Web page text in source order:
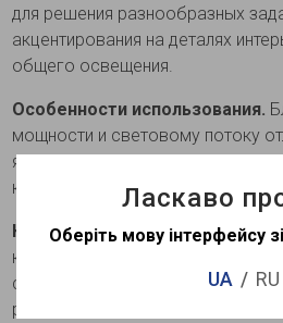
для решения разнообразных
акцентирования на деталях
общего освещения.
Особенности использования.
мощности и световому потоку
явными преимуществами при
коммерческих помещениях.
Комбинация с другими
комбинации с обычными
светильниками типа AL103,
рассеяния 35 градусов и могут,
Ласкаво
Оберіть мову інтерфейсу
UA RU